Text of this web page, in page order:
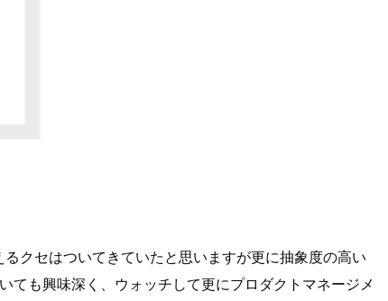
クセはついてきていたと思いますが更に抽象度の高い
も興味深く、ウォッチして更にプロダクトマネージメ